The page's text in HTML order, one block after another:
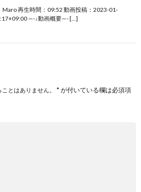
Maro 再生時間：09:52 動画投稿：2023-01-
—-↓動画概要—- […]
とはありません。 *が付いている欄は必須項